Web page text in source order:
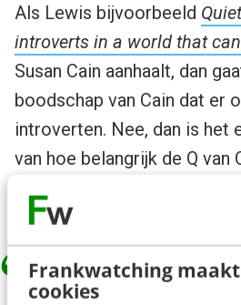
Frankwatching
cookies
Als Lewis bijvoorbeeld
introverts in a world that
Susan Cain aanhaalt, dan
boodschap van Cain dat er
introverten. Nee, dan is het
van hoe belangrijk de Q van
She shows how we can